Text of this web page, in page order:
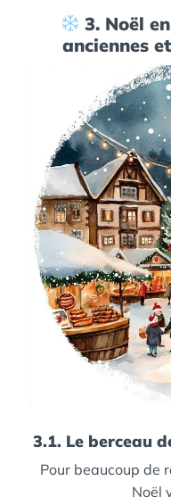
3. Noël
anciennes
3.1. Le berceau
Pour beaucoup de
Noël